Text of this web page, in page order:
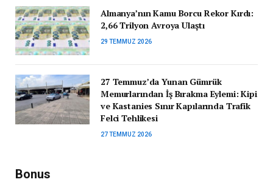
Almanya’nın Kamu Borcu Rekor Kırdı:
2,66 Trilyon Avroya Ulaştı
29 TEMMUZ 2026
27 Temmuz’da Yunan Gümrük
Memurlarından İş Bırakma Eylemi: Kipi
ve Kastanies Sınır Kapılarında Trafik
Felci Tehlikesi
27 TEMMUZ 2026
Bonus